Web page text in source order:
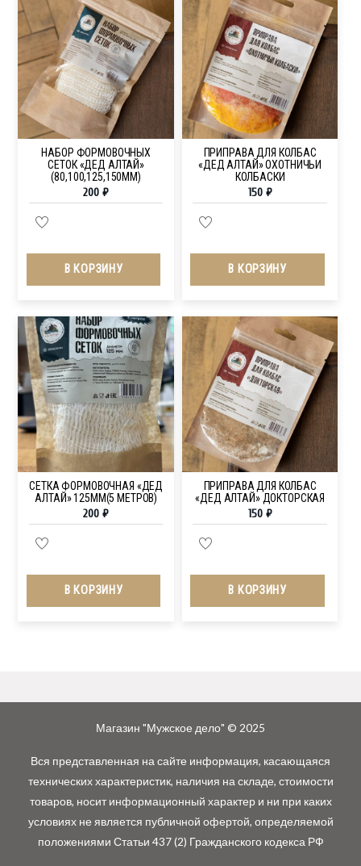
НАБОР ФОРМОВОЧНЫХ
СЕТОК «ДЕД АЛТАЙ»
(80,100,125,150ММ)
200₽
В КОРЗИНУ
ПРИПРАВА ДЛЯ КОЛБАС
«ДЕД АЛТАЙ» ОХОТНИЧЬИ
КОЛБАСКИ
150 ₽
В КОРЗИНУ
СЕТКА ФОРМОВОЧНАЯ «ДЕД
АЛТАЙ» 125ММ(5 МЕТРОВ)
200₽
В КОРЗИНУ
ПРИПРАВА ДЛЯ КОЛБАС
«ДЕД АЛТАЙ» ДОКТОРСКАЯ
150 ₽
В КОРЗИНУ
Магазин "Мужское дело" © 2025
Вся представленная на сайте информация, касающаяся
технических характеристик, наличия на складе, стоимости
товаров, носит информационный характер и ни при каких
условиях не является публичной офертой, определяемой
положениями Статьи 437 (2) Гражданского кодекса РФ